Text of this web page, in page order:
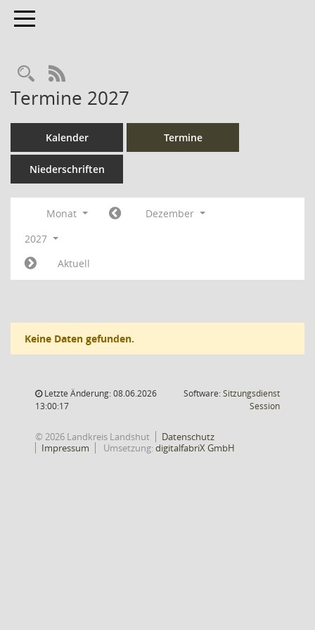
Toggle navigation
Rechercheauswahl
RSS-Feed
Termine 2027
Kalender Termine
Niederschriften
Monat
Dezember
2027
Aktuell
Keine Daten gefunden.
Letzte Änderung: 08.06.2026
13:00:17
Software:Sitzungsdienst
Session(Wird in
© 2026 Landkreis Landshut
Datenschutz
Impressum
Umsetzung:digitalfabriX GmbH